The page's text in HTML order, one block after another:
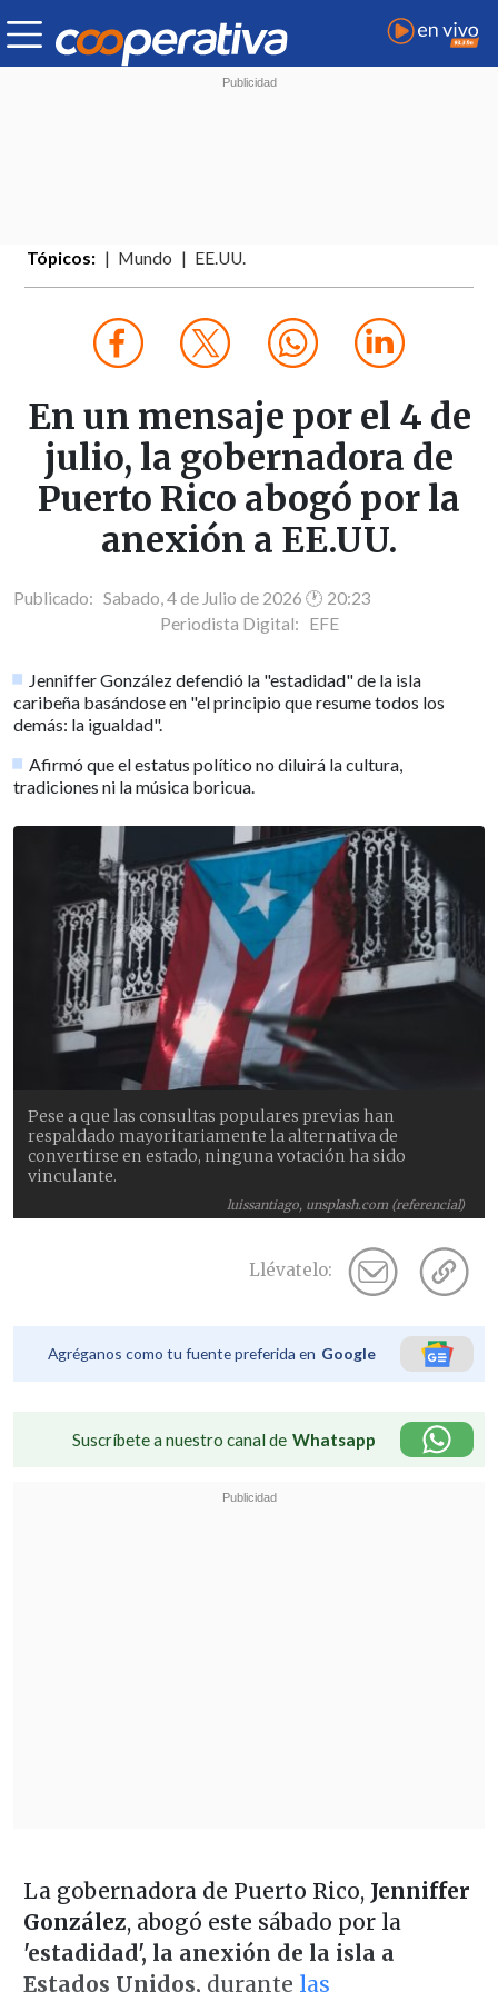
Tópicos: Mundo EE.UU.
En un mensaje por el 4 de
julio, la gobernadora de
Puerto Rico abogó por la
anexión a EE.UU.
Publicado: Sabado, 4 de Julio de 2026 🕐 20:23
Periodista Digital: EFE
Jenniffer González defendió la "estadidad" de la isla
caribeña basándose en "el principio que resume todos los
demás: la igualdad".
Afirmó que el estatus político no diluirá la cultura,
tradiciones ni la música boricua.
luissantiago, unsplash.com (referencial)
Pese a que las consultas populares previas han
respaldado mayoritariamente la alternativa de
convertirse en estado, ninguna votación ha sido
vinculante.
Llévatelo:
Agréganos como tu fuente preferida en Google
Suscríbete a nuestro canal de Whatsapp
La gobernadora de Puerto Rico, Jenniffer
González, abogó este sábado por la
'estadidad', la anexión de la isla a
Estados Unidos, durante las